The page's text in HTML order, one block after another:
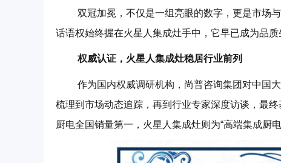
双冠加冕，不仅是一组亮眼的数字，更是市场与
话语权始终握在火星人集成灶手中，它早已成为品质
权威认证，火星人集成灶稳居行业前列
作为国内权威调研机构，尚普咨询集团对中国
梳理到市场动态追踪，再到行业专家深度访谈，最
厨电全国销量第一，火星人集成灶则为“高端集成厨电